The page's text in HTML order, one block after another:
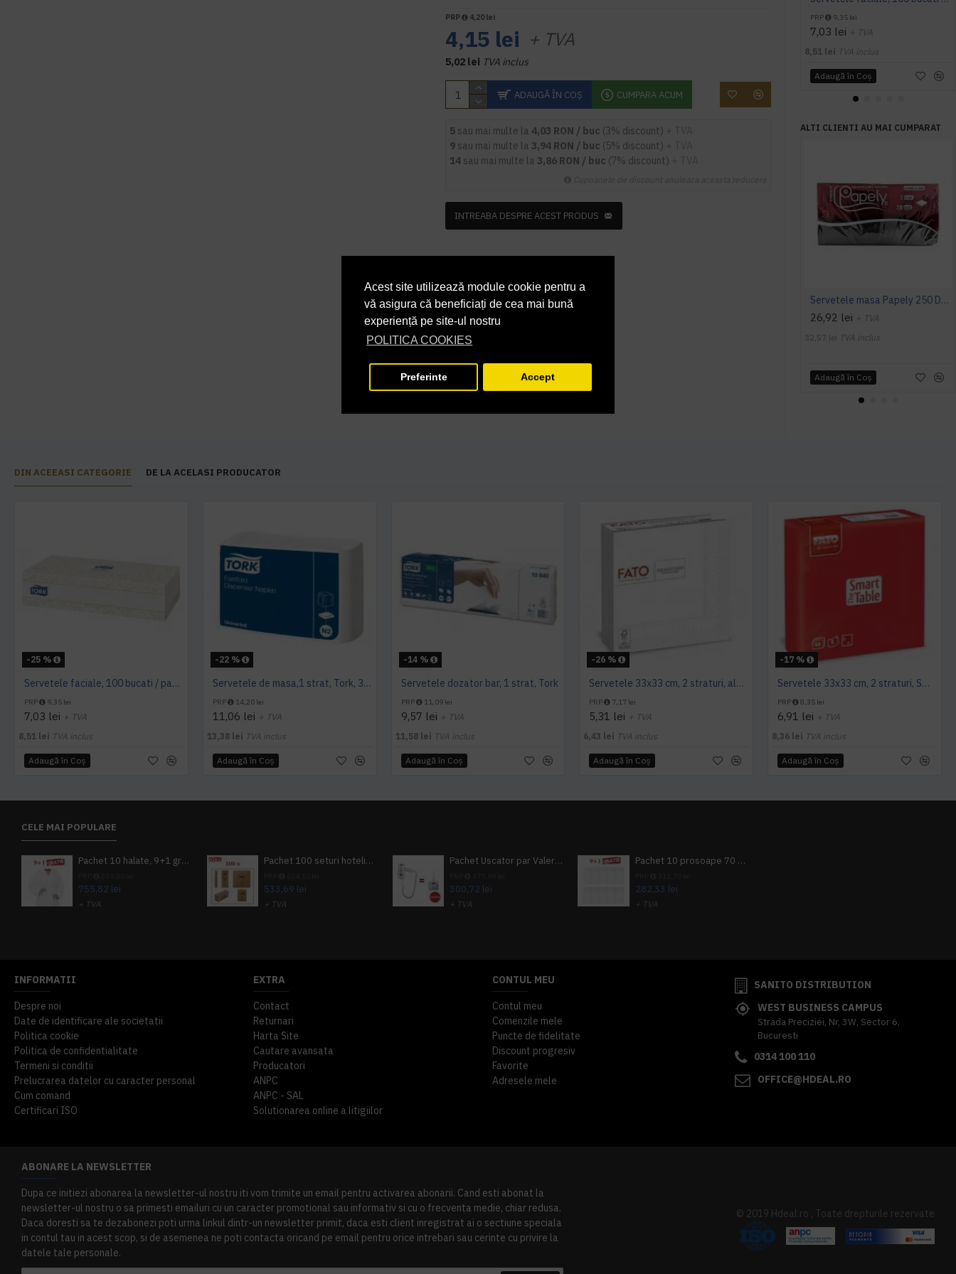
Acest site utilizează module cookie pentru a
vă asigura că beneficiați de cea mai bună
experiență pe site-ul nostru
POLITICA COOKIES
Preferinte Accept
PRP 4,20 lei
4,15 lei + TVA
5,02 lei TVA inclus
ADAUGĂ ÎN COŞ CUMPARA ACUM
5 sau mai multe la 4,03 RON / buc (3% discount)
9 sau mai multe la 3,94 RON / buc (5% discount)
14 sau mai multe la 3,86 RON / buc (7% discount)
INTREABA DESPRE ACEST PRODUS
PRP 9,35 lei
7,03 lei + TVA
8,51 lei TVA inclus
Adaugă în Coş
ALTI CLIENTI AU MAI CUMPARAT
Servetele masa Papely 250 Deep Colors Negre
26,92 lei + TVA
32,57 lei TVA inclus
Adaugă în Coş
DIN ACEEASI CATEGORIE DE LA ACELASI PRODUCATOR
-25 %
Servetele faciale, 100 bucati / pachet, Tork
PRP 9,35 lei
7,03 lei + TVA
8,51 lei TVA inclus
Adaugă în Coş
-22 %
Servetele de masa,1 strat, Tork, 300 buc/pachet
PRP 14,20 lei
11,06 lei + TVA
13,38 lei TVA inclus
Adaugă în Coş
-14 %
Servetele dozator bar, 1 strat, Tork
PRP 11,09 lei
9,57 lei + TVA
11,58 lei TVA inclus
Adaugă în Coş
-26 %
Servetele 33x33 cm, 2 straturi, albe, Le Carezze, Fato
PRP 7,17 lei
5,31 lei + TVA
6,43 lei TVA inclus
Adaugă în Coş
-17 %
Servetele 33x33 cm, 2 straturi, Smart Table Red, Fato
PRP 8,35 lei
6,91 lei + TVA
8,36 lei TVA inclus
Adaugă în Coş
CELE MAI POPULARE
Pachet 10 halate, 9+1 gratuit
755,82 lei
+ TVA
Pachet 100 seturi hoteliere, set dentar, set barbierit, casca de dus, pila unghii, set cusut
533,69 lei
+ TVA
Pachet Uscator par Valera Action Super Plus + GRATUIT Sampon si gel de dus Tork
300,72 lei
+ TVA
Pachet 10 prosoape 70 x 140cm 9 + 1 gratuit
282,33 lei
+ TVA
INFORMATII
Despre noi
Date de identificare ale societatii
Politica cookie
Politica de confidentialitate
Termeni si conditii
Prelucrarea datelor cu caracter personal
Cum comand
Certificari ISO
EXTRA
Contact
Returnari
Harta Site
Cautare avansata
Producatori
ANPC
ANPC - SAL
Solutionarea online a litigiilor
CONTUL MEU
Contul meu
Comenzile mele
Puncte de fidelitate
Discount progresiv
Favorite
Adresele mele
SANITO DISTRIBUTION
WEST BUSINESS CAMPUS
Strada Preciziei, Nr, 3W, Sector 6,
Bucuresti
0314 100 110
OFFICE@HDEAL.RO
ABONARE LA NEWSLETTER
Dupa ce initiezi abonarea la newsletter-ul nostru iti vom trimite un email pentru activarea abonarii. Cand esti abonat la
newsletter-ul nostru o sa primesti emailuri cu un caracter promotional sau informativ si cu o frecventa medie, chiar redusa.
Daca doresti sa te dezabonezi poti urma linkul dintr-un newsletter primit, daca esti client inregistrat ai o sectiune speciala
in contul tau in acest scop, si de asemenea ne poti contacta oricand pe email pentru orice intrebari sau cerinte cu privire la
datele tale personale.
© 2019 Hdeal.ro , Toate drepturile rezervate